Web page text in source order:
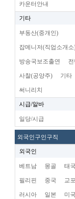
카운터안내
기타
부동산(중개인)
잡메니저(직업소개소
방송국보조출연
사찰(공양주) 기타
써니리치
시급/알바
일당/시급
외국인구인구직
외국인
베트남 몽골 태국
필리핀 중국 교포
러시아 일본 미국